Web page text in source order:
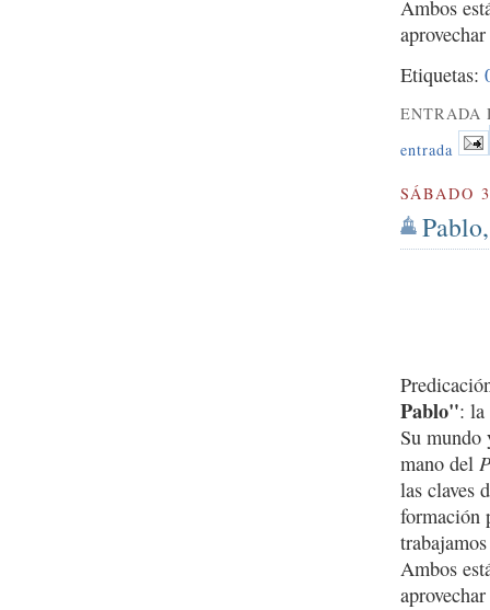
Ambos
Etiquetas:
ENTRADA
entrada
SÁBADO
Pablo": la
Su mundo
mano del
las claves
formación
Ambos